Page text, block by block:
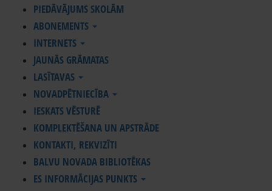
PIEDĀVĀJUMS SKOLĀM
ABONEMENTS
INTERNETS
JAUNĀS GRĀMATAS
LASĪTAVAS
NOVADPĒTNIECĪBA
IESKATS VĒSTURĒ
KOMPLEKTĒŠANA UN APSTRĀDE
KONTAKTI, REKVIZĪTI
BALVU NOVADA BIBLIOTĒKAS
ES INFORMĀCIJAS PUNKTS